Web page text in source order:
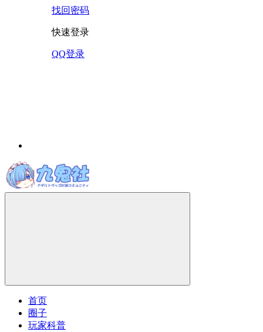
找回密码
快速登录
QQ登录
首页
圈子
玩家科普